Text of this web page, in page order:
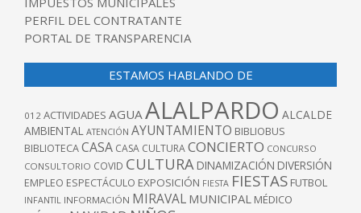
PERFIL DEL CONTRATANTE
PORTAL DE TRANSPARENCIA
ESTAMOS HABLANDO DE
012 ACTIVIDADES AGUA ALALPARDO ALCALDE
AMBIENTAL ATENCIÓN AYUNTAMIENTO BIBLIOBUS
BIBLIOTECACASA CASA CULTURACONCIERTO CONCURSO
CONSULTORIO COVID CULTURA DINAMIZACIÓN DIVERSIÓN
EMPLEO ESPECTÁCULO EXPOSICIÓN FIESTA FIESTAS FUTBOL
INFANTIL INFORMACIÓN MIRAVAL MUNICIPAL MÉDICO